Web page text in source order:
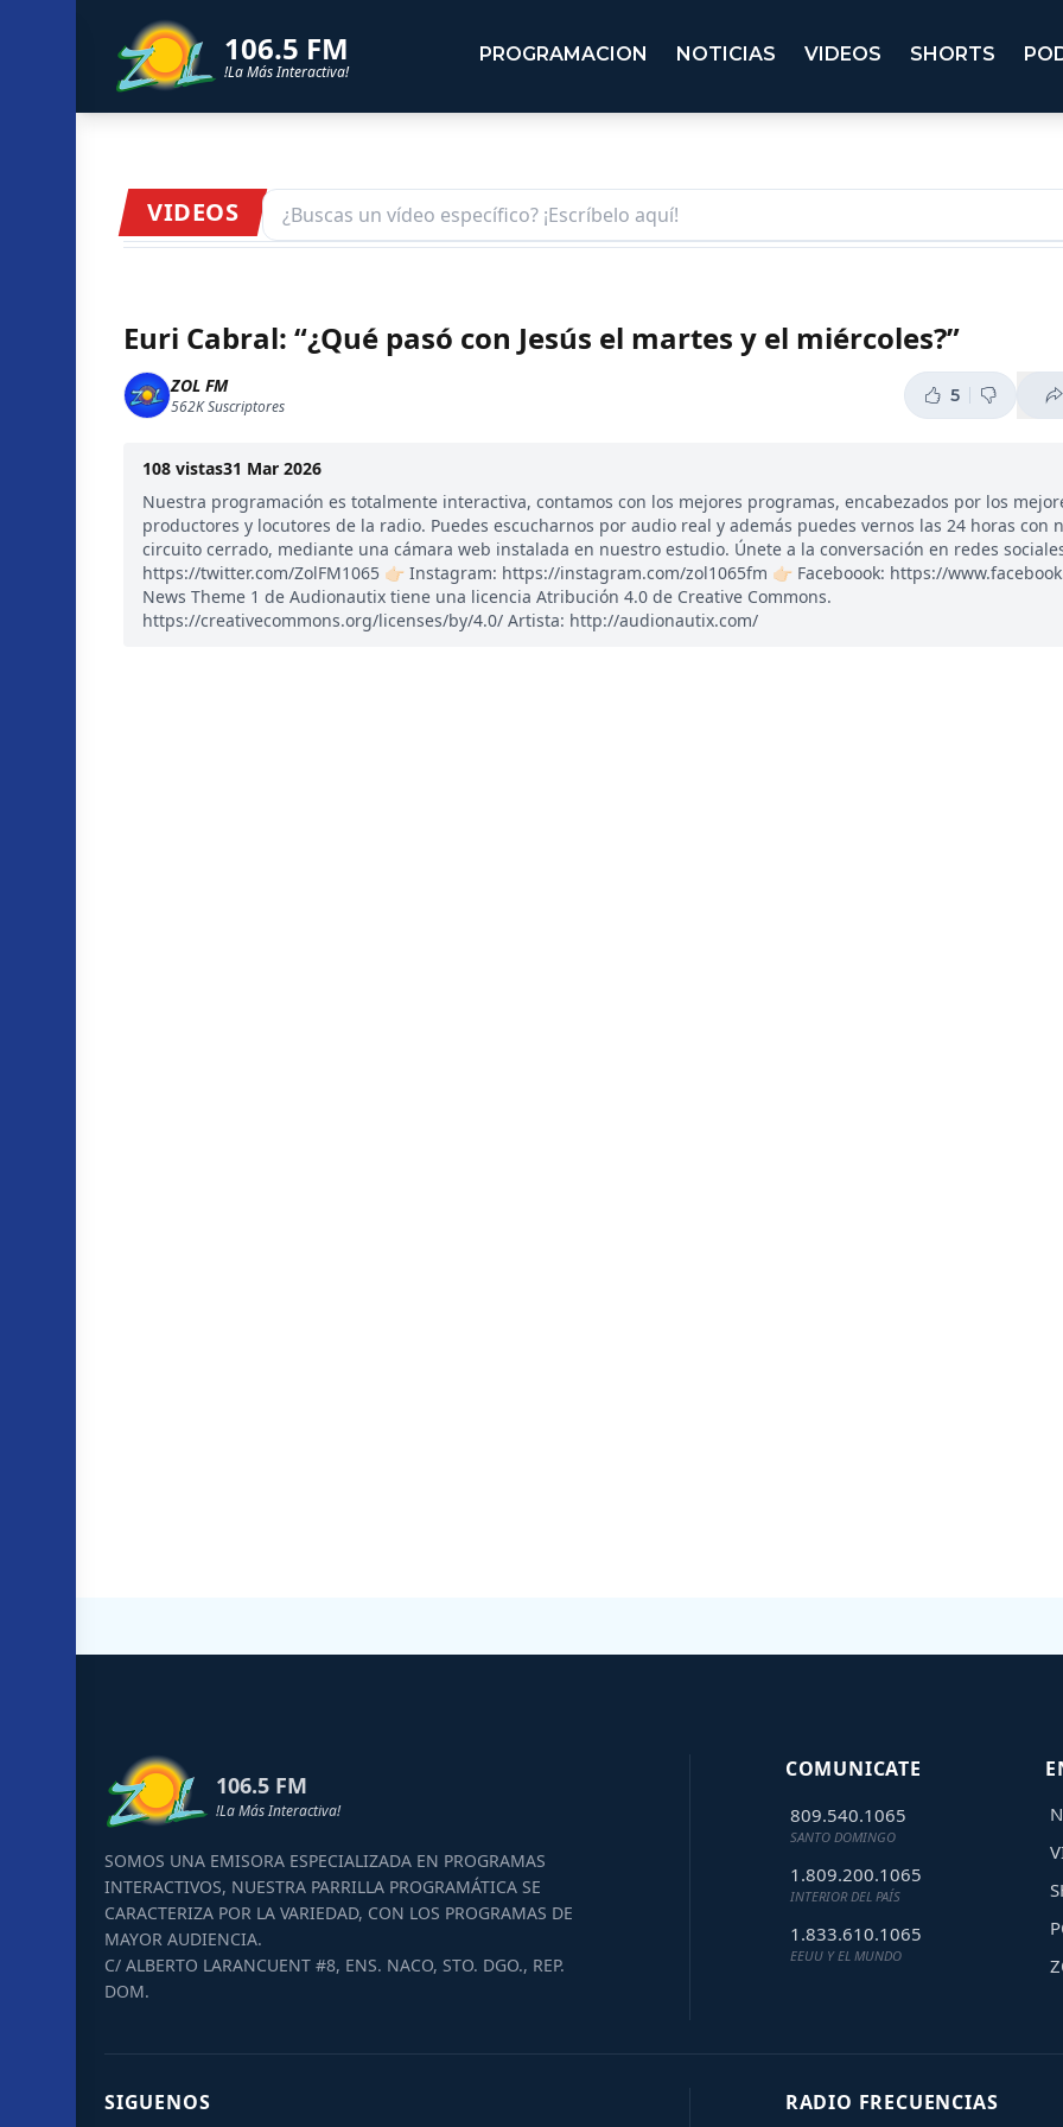
106.5 FM
!La Más Interactiva!
PROGRAMACION NOTICIAS VIDEOS SHORTS
VIDEOS
Euri Cabral: “¿Qué pasó con Jesús el martes y el miércoles?”
ZOL FM
562KSuscriptores
5
108 vistas31 Mar 2026
Nuestra programación es totalmente interactiva, contamos con los mejores programas, encabezados por los
productores y locutores de la radio. Puedes escucharnos por audio real y además puedes vernos las 24 horas con
circuito cerrado, mediante una cámara web instalada en nuestro estudio. Únete a la conversación en redes sociales:
https://twitter.com/ZolFM1065 👉🏻 Instagram: https://instagram.com/zol1065fm 👉🏻 Faceboook: https://
News Theme 1 de Audionautix tiene una licencia Atribución 4.0 de Creative Commons.
https://creativecommons.org/licenses/by/4.0/ Artista: http://audionautix.com/
106.5 FM
!La Más Interactiva!
SOMOS UNA EMISORA ESPECIALIZADA EN PROGRAMAS
INTERACTIVOS, NUESTRA PARRILLA PROGRAMÁTICA SE
CARACTERIZA POR LA VARIEDAD, CON LOS PROGRAMAS DE
MAYOR AUDIENCIA.
C/ ALBERTO LARANCUENT #8, ENS. NACO, STO. DGO., REP.
DOM.
COMUNICATE
809.540.1065
SANTO DOMINGO
1.809.200.1065
INTERIOR DEL PAÍS
1.833.610.1065
EEUU Y EL MUNDO
SIGUENOS RADIO FRECUENCIAS